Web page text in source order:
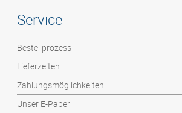
Service
Bestellprozess
Lieferzeiten
Zahlungsmöglichkeiten
Unser E-Paper